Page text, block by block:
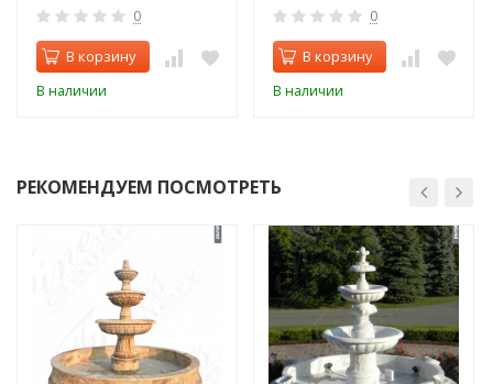
0
В корзину
В наличии
0
В корзину
В наличии
РЕКОМЕНДУЕМ ПОСМОТРЕТЬ